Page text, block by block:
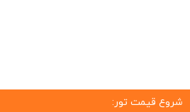
شروع قیمت تور: